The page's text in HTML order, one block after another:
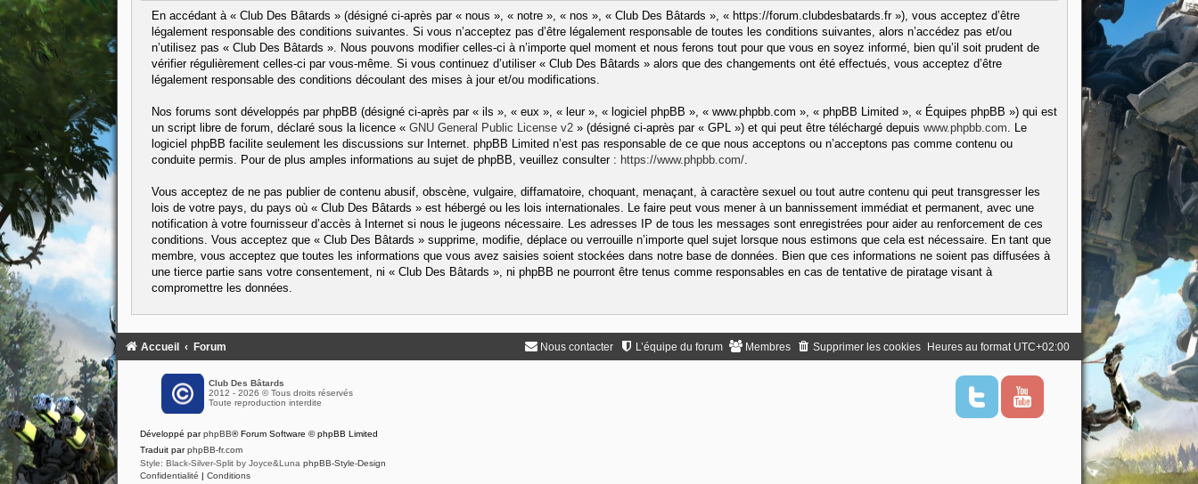
En accédant à « Club Des Bâtards » (désigné ci-après par « nous », « notre », « nos », « Club Des Bâtards », « https://forum.clubdesbatards.fr »), vous acceptez d’être
légalement responsable des conditions suivantes. Si vous n’acceptez pas d’être légalement responsable de toutes les conditions suivantes, alors n’accédez pas et/ou
n’utilisez pas « Club Des Bâtards ». Nous pouvons modifier celles-ci à n’importe quel moment et nous ferons tout pour que vous en soyez informé, bien qu’il soit prudent de
vérifier régulièrement celles-ci par vous-même. Si vous continuez d’utiliser « Club Des Bâtards » alors que des changements ont été effectués, vous acceptez d’être
légalement responsable des conditions découlant des mises à jour et/ou modifications.
Nos forums sont développés par phpBB (désigné ci-après par « ils », « eux », « leur », « logiciel phpBB », « www.phpbb.com », « phpBB Limited », « Équipes phpBB ») qui est
un script libre de forum, déclaré sous la licence « GNU General Public License v2» (désigné ci-après par « GPL ») et qui peut être téléchargé depuis www.phpbb.com. Le
logiciel phpBB facilite seulement les discussions sur Internet. phpBB Limited n’est pas responsable de ce que nous acceptons ou n’acceptons pas comme contenu ou
conduite permis. Pour de plus amples informations au sujet de phpBB, veuillez consulter : https://www.phpbb.com/.
Vous acceptez de ne pas publier de contenu abusif, obscène, vulgaire, diffamatoire, choquant, menaçant, à caractère sexuel ou tout autre contenu qui peut transgresser les
lois de votre pays, du pays où « Club Des Bâtards » est hébergé ou les lois internationales. Le faire peut vous mener à un bannissement immédiat et permanent, avec une
notification à votre fournisseur d’accès à Internet si nous le jugeons nécessaire. Les adresses IP de tous les messages sont enregistrées pour aider au renforcement de ces
conditions. Vous acceptez que « Club Des Bâtards » supprime, modifie, déplace ou verrouille n’importe quel sujet lorsque nous estimons que cela est nécessaire. En tant que
membre, vous acceptez que toutes les informations que vous avez saisies soient stockées dans notre base de données. Bien que ces informations ne soient pas diffusées à
une tierce partie sans votre consentement, ni « Club Des Bâtards », ni phpBB ne pourront être tenus comme responsables en cas de tentative de piratage visant à
compromettre les données.
Accueil Forum Heures au format UTC+02:00
Supprimer les cookies
Membres
L’équipe du forum
Nous contacter
Club Des Bâtards
2012 - 2026 © Tous droits réservés
Toute reproduction interdite
T
i
Y
u
Développé parphpBB® Forum Software © phpBB Limited
Traduit parphpBB-fr.com
Style: Black-Silver-Split by Joyce&Luna phpBB-Style-Design
Confidentialité | Conditions